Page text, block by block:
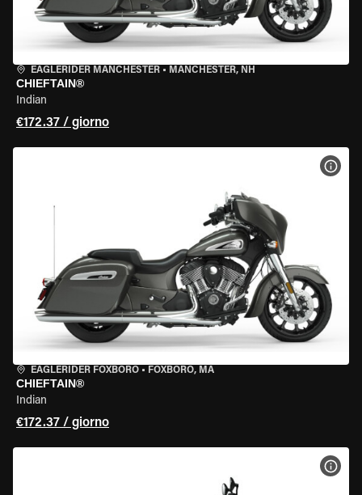
EAGLERIDER MANCHESTER • MANCHESTER, NH
CHIEFTAIN®
Indian
€172.37 / giorno
EAGLERIDER FOXBORO • FOXBORO, MA
CHIEFTAIN®
Indian
€172.37 / giorno